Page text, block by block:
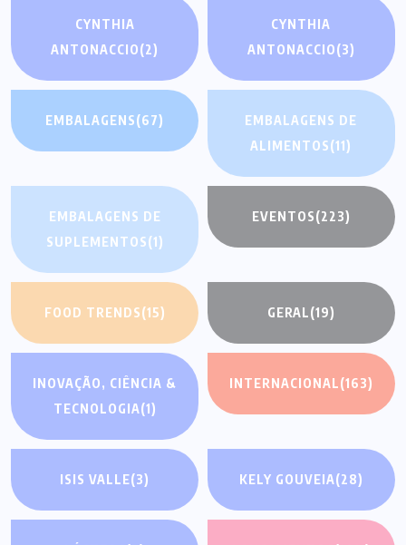
CYNTHIA
ANTONACCIO(2)
CYNTHIA
ANTONACCIO(3)
EMBALAGENS(67)
EMBALAGENS DE
ALIMENTOS(11)
EMBALAGENS DE
SUPLEMENTOS(1)
EVENTOS(223)
FOOD TRENDS(15) GERAL(19)
INOVAÇÃO, CIÊNCIA &
TECNOLOGIA(1)
INTERNACIONAL(163)
ISIS VALLE(3) KELY GOUVEIA(28)